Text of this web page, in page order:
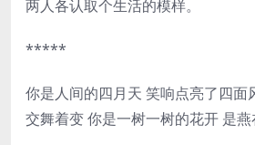
两人各认取个生活的模样。
*****
你是人间的四月天 笑响点亮了四面
交舞着变 你是一树一树的花开 是燕